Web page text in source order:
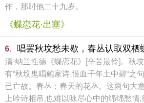
作，那时他二十九岁。
《蝶恋花·出塞》
6. 唱罢秋坟愁未歇，春丛认取双栖
清·纳兰性德《蝶恋花》[辛苦最怜]。秋
有“秋坟鬼唱鲍家诗,恨血千年土中碧“之
已亡故。春丛：春天的花丛。这两句大
上吟诗相吊,也难以咏尽心中的绵绵愁情